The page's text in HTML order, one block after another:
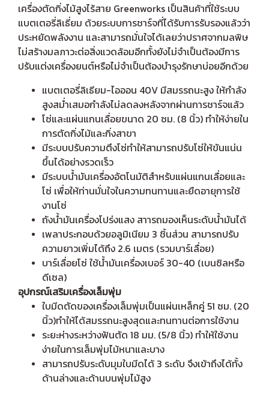
เครื่องตัดกิ่งไม้สูงไร้สาย Greenworks เป็นสินค้าที่ใช้ระบบ
แบตเตอรี่ลิเธี่ยม ด้วยระบบการชาร์จที่ได้รับการรับรองแล้วว่า
ประหยัดพลังงาน และสามารถมั่นใจได้เลยว่าปราศจากมลพิษ
ไม่สร้างมลภาวะต่อสิ่งแวดล้อมอีกทั้งยังไม่จำเป็นต้องมีการ
ปรับแต่งเครื่องยนต์หรือไม่จำเป็นต้องบำรุงรักษาบ่อยอีกด้วย
แบตเตอรี่ลิเธียม-ไอออน 40V มีสมรรถนะสูง ให้กำลัง
สูงสม่ำเสมอกำลังไม่ลดลงหลังจากผ่านการชาร์จแล้ว
โซ่และแผ่นแกนเลื่อยขนาด 20 ซม. (8 นิ้ว) ทำให้ง่ายใน
การตัดกิ่งไม้และกิ่งสาขา
มีระบบปรับความตึงโซ่ทำให้สามารถปรับโซ่ให้ขันแน่น
ขึ้นได้อย่างรวดเร็ว
มีระบบน้ำมันเครื่องอัตโนมัติสำหรับแผ่นแกนเลื่อยและ
โซ่ เพื่อให้ท่านมั่นใจในความทนทานและยืดอายุการใช้
งานโซ่
ถังน้ำมันเครื่องโปร่งแสง สาารถมองเห็นระดับน้ำมันได้
เพลาประกอบด้วยอลูมิเนียม 3 ชิ้นส่วน สามารถปรับ
ความยาวเพิ่มได้ถึง 2.6 เมตร (รวมบาร์เลื่อย)
บาร์เลื่อยโซ่ ใช้น้ำมันเครื่องเบอร์ 30-40 (เบนซิลหรือ
ดีเซล)
อุปกรณ์เสริมเครื่องเล็มพุ่ม
ใบมีดตัดของเครื่องเล็มพุ่มเป็นแผ่นเหล็กคู่ 51 ซม. (20
นิ้ว)ทําให้ได้สมรรถนะสูงสุดและทนทานต่อการใช้งาน
ระยะห่างระหว่างฟันตัด 18 มม. (5/8 นิ้ว) ทําให้ใช้งาน
ง่ายในการเล็มพุ่มไม้หนาและบาง
สามารถปรับระดับมุมใบมีดได้ 3 ระดับ จึงเข้าถึงได้ทั้ง
ด้านล่างและด้านบนพุ่มไม้สูง